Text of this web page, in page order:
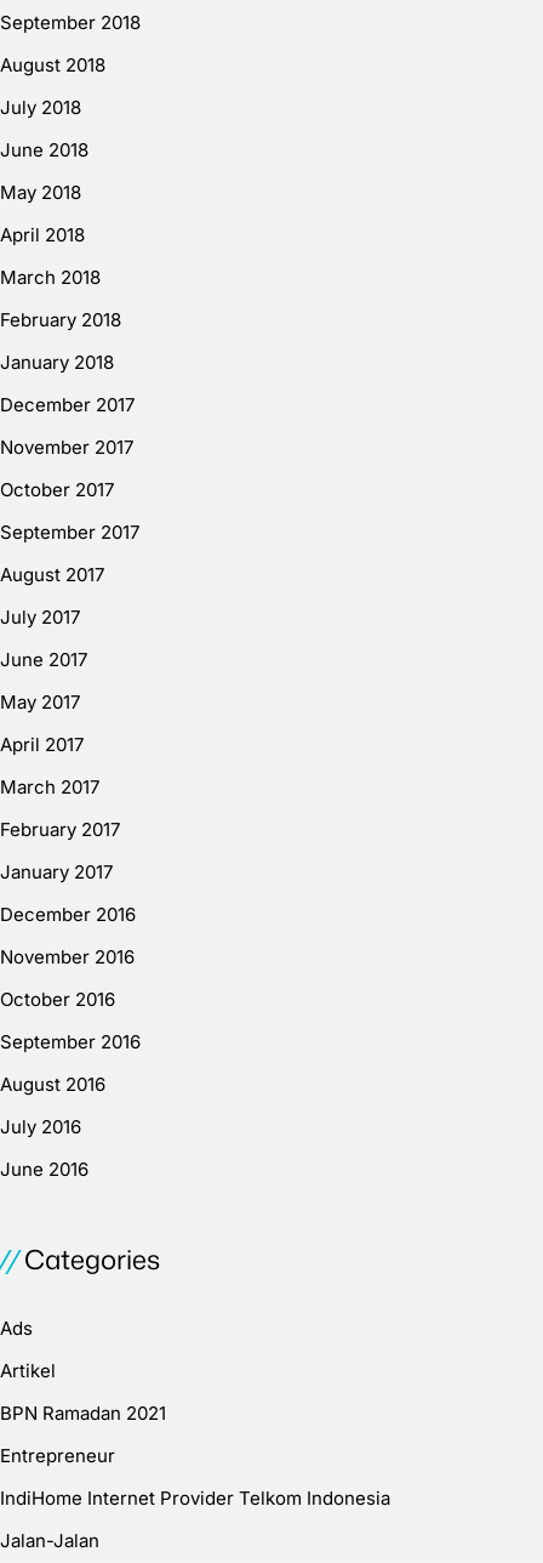
September 2018
August 2018
July 2018
June 2018
May 2018
April 2018
March 2018
February 2018
January 2018
December 2017
November 2017
October 2017
September 2017
August 2017
July 2017
June 2017
May 2017
April 2017
March 2017
February 2017
January 2017
December 2016
November 2016
October 2016
September 2016
August 2016
July 2016
June 2016
Categories
Ads
Artikel
BPN Ramadan 2021
Entrepreneur
IndiHome Internet Provider Telkom Indonesia
Jalan-Jalan